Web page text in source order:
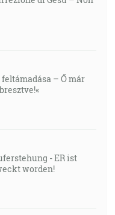
feltámadása – Ő már
- ER ist
worden!